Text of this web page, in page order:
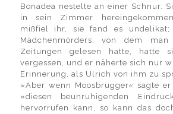
Bonadea nestelte an einer Schnur.
in sein Zimmer
mißfiel ihr, sie fand es undelikat;
Mädchenmörders, von dem
Zeitungen gelesen hatte, hatte
vergessen, und er näherte sich nur
Erinnerung, als Ulrich von ihm zu
»Aber wenn Moosbrugger« sagte
»diesen beunruhigenden
hervorrufen kann, so kann das